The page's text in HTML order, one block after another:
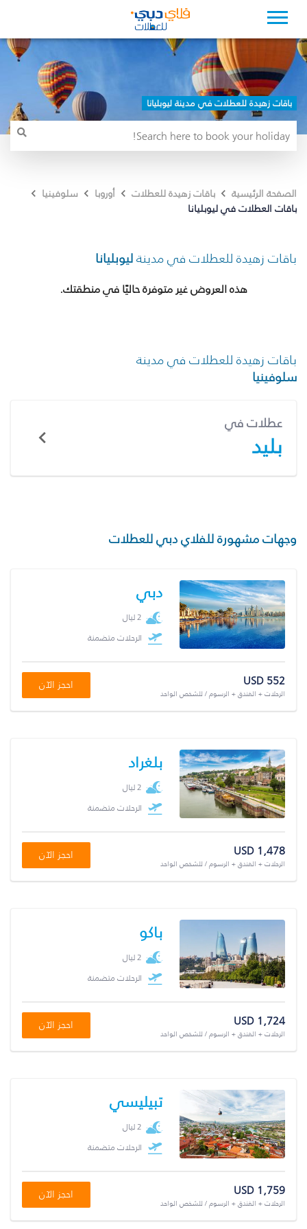
باقات زهيدة للعطلات في مدينة ليوبليانا
الصفحة الرئيسية باقات زهيدة للعطلات أوروبا
سلوفينيا
باقات العطلات في ليوبليانا
باقات زهيدة للعطلات في مدينةليوبليانا
هذه العروض غير متوفرة حاليًا في منطقتك.
باقات زهيدة للعطلات في مدينة
سلوفينيا
عطلات في
بليد
وجهات مشهورة للفلاي دبي للعطلات
دبي
2 ليال
الرحلات متضمنة
USD 552
الرحلات + الفندق + الرسوم / للشخص الواحد
احجز الآن
بلغراد
2 ليال
الرحلات متضمنة
USD 1,478
الرحلات + الفندق + الرسوم / للشخص الواحد
احجز الآن
باكو
2 ليال
الرحلات متضمنة
USD 1,724
الرحلات + الفندق + الرسوم / للشخص الواحد
احجز الآن
تبيليسي
2 ليال
الرحلات متضمنة
USD 1,759
الرحلات + الفندق + الرسوم / للشخص الواحد
احجز الآن